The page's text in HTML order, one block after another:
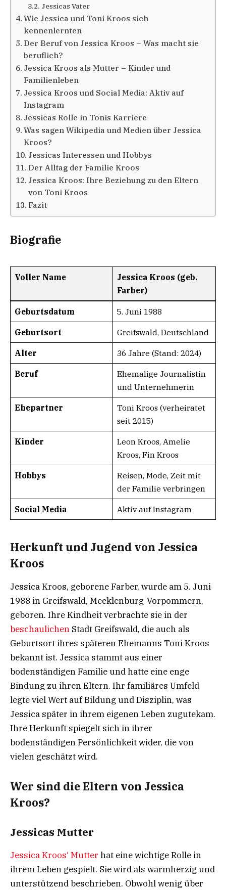
Jessicas Vater
Wie Jessica und Toni Kroos sich
kennenlernten
Der Beruf von Jessica Kroos – Was macht sie
beruflich?
Jessica Kroos als Mutter – Kinder und
Familienleben
Jessica Kroos und Social Media: Aktiv auf
Instagram
Jessicas Rolle in Tonis Karriere
Was sagen Wikipedia und Medien über Jessica
Kroos?
Jessicas Interessen und Hobbys
Der Alltag der Familie Kroos
Jessica Kroos: Ihre Beziehung zu den Eltern
von Toni Kroos
Fazit
Biografie
Voller Name
Jessica Kroos (geb.
Farber)
Geburtsdatum 5. Juni 1988
Geburtsort Greifswald, Deutschland
Alter 36 Jahre (Stand: 2024)
Beruf
Ehemalige Journalistin
und Unternehmerin
Ehepartner
Toni Kroos (verheiratet
seit 2015)
Kinder
Leon Kroos, Amelie
Kroos, Fin Kroos
Hobbys
Reisen, Mode, Zeit mit
der Familie verbringen
Social Media Aktiv auf Instagram
Herkunft und Jugend von Jessica
Kroos
Jessica Kroos, geborene Farber, wurde am 5. Juni
1988 in Greifswald, Mecklenburg-Vorpommern,
geboren. Ihre Kindheit verbrachte sie in der
beschaulichen Stadt Greifswald, die auch als
Geburtsort ihres späteren Ehemanns Toni Kroos
bekannt ist. Jessica stammt aus einer
bodenständigen Familie und hatte eine enge
Bindung zu ihren Eltern. Ihr familiäres Umfeld
legte viel Wert auf Bildung und Disziplin, was
Jessica später in ihrem eigenen Leben zugutekam.
Ihre Herkunft spiegelt sich in ihrer
bodenständigen Persönlichkeit wider, die von
vielen geschätzt wird.
Wer sind die Eltern von Jessica
Kroos?
Jessicas Mutter
Jessica Kroos‘ Mutter hat eine wichtige Rolle in
ihrem Leben gespielt. Sie wird als warmherzig und
unterstützend beschrieben. Obwohl wenig über